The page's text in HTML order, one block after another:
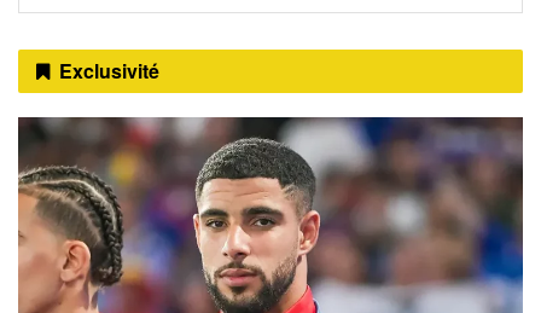
Exclusivité